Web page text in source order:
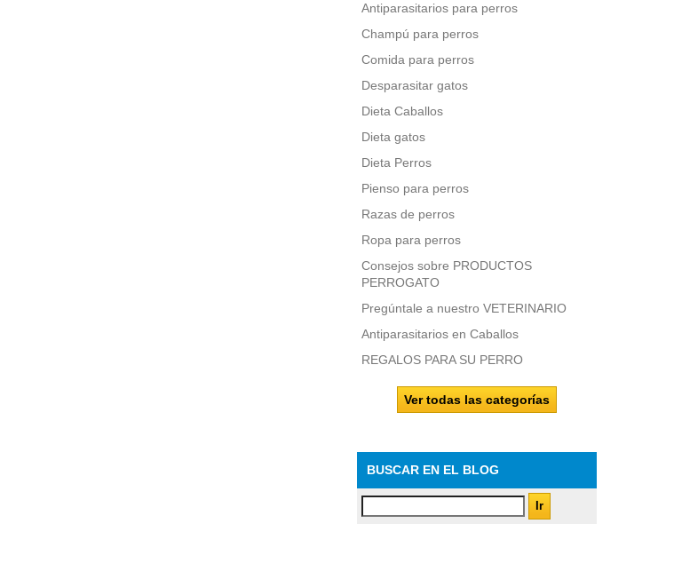
Antiparasitarios para perros
Champú para perros
Comida para perros
Desparasitar gatos
Dieta Caballos
Dieta gatos
Dieta Perros
Pienso para perros
Razas de perros
Ropa para perros
Consejos sobre PRODUCTOS
PERROGATO
Pregúntale a nuestro VETERINARIO
Antiparasitarios en Caballos
REGALOS PARA SU PERRO
Ver todas las categorías
BUSCAR EN EL BLOG